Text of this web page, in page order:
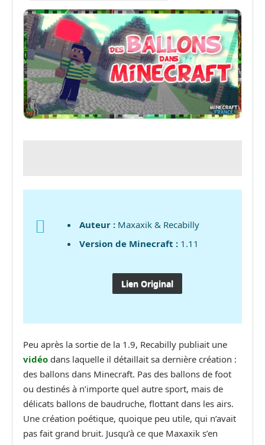
Auteur : Maxaxik & Recabilly
Version de Minecraft : 1.11
Lien Original
Peu après la sortie de la 1.9, Recabilly publiait une
vidéo dans laquelle il détaillait sa dernière création :
des ballons dans Minecraft. Pas des ballons de foot
ou destinés à n’importe quel autre sport, mais de
délicats ballons de baudruche, flottant dans les airs.
Une création poétique, quoique peu utile, qui n’avait
pas fait grand bruit. Jusqu’à ce que Maxaxik s’en